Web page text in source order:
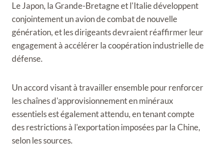
Le Japon, la Grande-Bretagne et l'Italie développent
conjointement un avion de combat de nouvelle
génération, et les dirigeants devraient réaffirmer leur
engagement à accélérer la coopération industrielle de
défense.
Un accord visant à travailler ensemble pour renforcer
les chaînes d'approvisionnement en minéraux
essentiels est également attendu, en tenant compte
des restrictions à l'exportation imposées par la Chine,
selon les sources.